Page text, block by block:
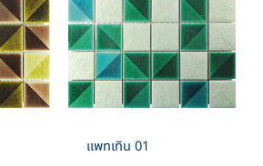
แพทเทิน 01